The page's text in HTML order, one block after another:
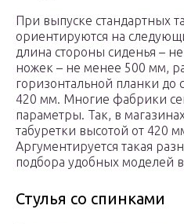
При выпуске стандартных
ориентируются на
длина стороны сиденья –
ножек – не менее 500 мм,
горизонтальной планки до
420 мм. Многие фабрики
параметры. Так, в
табуретки высотой от 420
Аргументируется такая
подбора удобных моделей в
Стулья со спинками